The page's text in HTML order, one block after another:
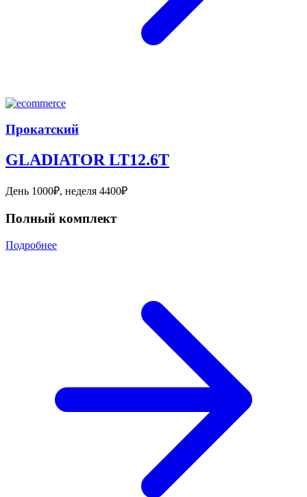
Прокатский
GLADIATOR LT12.6T
День 1000₽, неделя 4400₽
Полный комплект
Подробнее